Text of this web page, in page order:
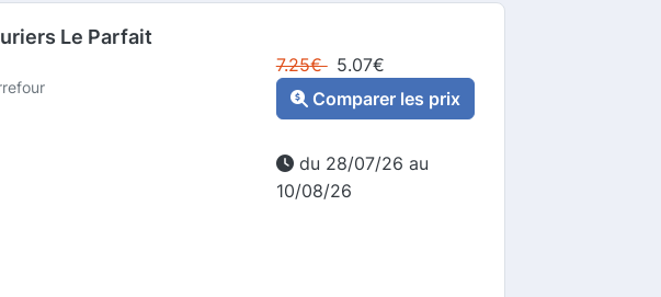
Le Parfait
7.25€ 5.07€
Comparer les prix
du 28/07/26 au
10/08/26